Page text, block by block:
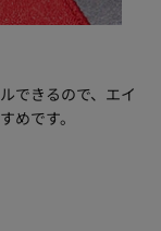
できるので、エイ
めです。